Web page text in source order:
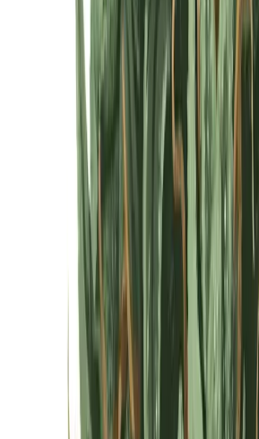
Cannabis Extrakte